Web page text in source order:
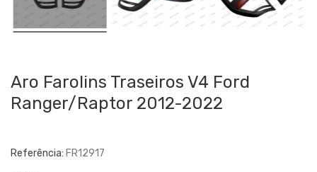
Aro Farolins Traseiros V4 Ford
Ranger/Raptor 2012-2022
Referência: FR12917